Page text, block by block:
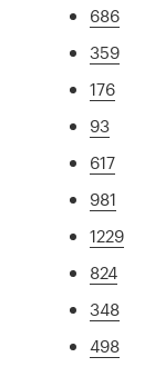
686
359
176
93
617
981
1229
824
348
498